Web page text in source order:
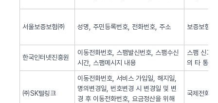
서울보증보험㈜ 성명, 주민등록번호, 전화번호, 주소 보증보험
한국인터넷진흥원
이동전화번호, 스팸발신번호, 스팸수신
시간, 스팸메시지 내용
스팸 신고
의 타 통신
㈜SK텔링크
이동전화번호, 서비스 가입일, 해지일,
명의변경일, 번호변경 시 변경일 및 변
경 후 이동전화번호, 요금정산을 위해
국제전화